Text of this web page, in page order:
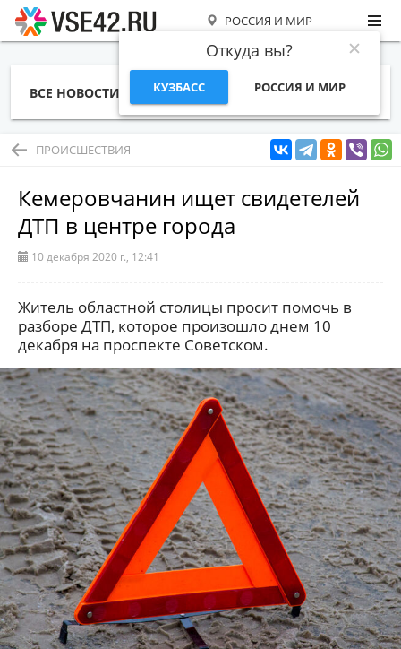
РОССИЯ И МИР
Откуда вы?
КУЗБАСС РОССИЯ И МИР
ВСЕ НОВОСТИ СТАТЬИ ТЕМЫ ФОТО
ПРОИСШЕСТВИЯ
Кемеровчанин ищет свидетелей
ДТП в центре города
10 декабря 2020 г., 12:41
Житель областной столицы просит помочь в
разборе ДТП, которое произошло днем 10
декабря на проспекте Советском.